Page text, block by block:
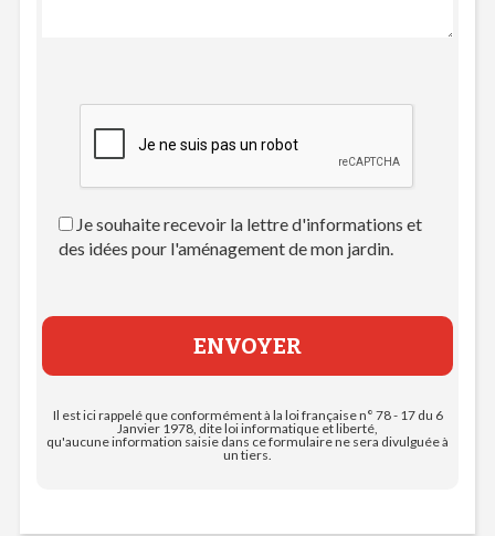
Je souhaite recevoir la lettre d'informations et
des idées pour l'aménagement de mon jardin.
Il est ici rappelé que conformément à la loi française n° 78 - 17 du 6
Janvier 1978, dite loi informatique et liberté,
qu'aucune information saisie dans ce formulaire ne sera divulguée à
un tiers.